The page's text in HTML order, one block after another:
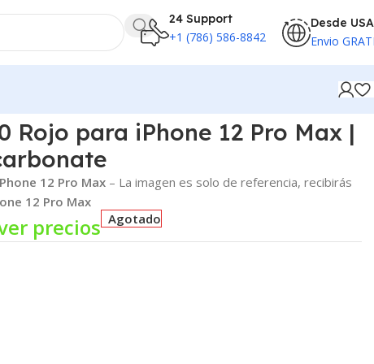
24 Support
+1 (786) 586-8842
Desde USA
Envio
Rojo para iPhone 12 Pro Max |
12 Pro Max– La imagen es solo de referencia, recibirás
12 Pro Max
precios Agotado